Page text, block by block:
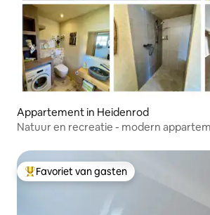
Appartement in Heidenrod
Natuur en recreatie - modern
Topfavoriet van gasten
Favoriet van gasten